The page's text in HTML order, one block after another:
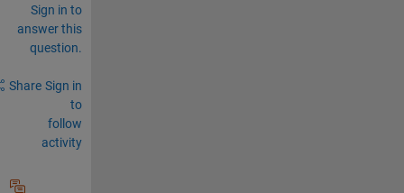
Sign in to
answer this
question.
Share Sign in
to
follow
activity